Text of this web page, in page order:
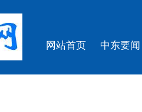
网站首页 中东要闻